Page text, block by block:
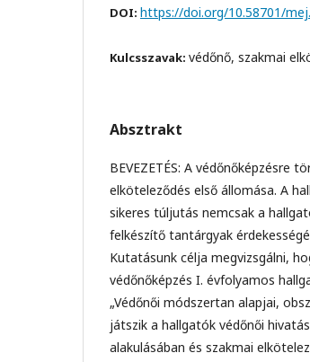
DOI: https://doi.org/10.58701/
Kulcsszavak: védőnő, szakmai
Absztrakt
BEVEZETÉS: A védőnőképzésre
elköteleződés első állomása. A
sikeres túljutás nemcsak a
felkészítő tantárgyak
Kutatásunk célja megvizsgálni,
védőnőképzés I. évfolyamos
„Védőnői módszertan alapjai,
játszik a hallgatók védőnői
alakulásában és szakmai